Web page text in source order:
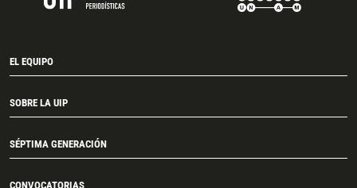
EL EQUIPO
SOBRE LA UIP
SÉPTIMA GENERACIÓN
CONVOCATORIAS